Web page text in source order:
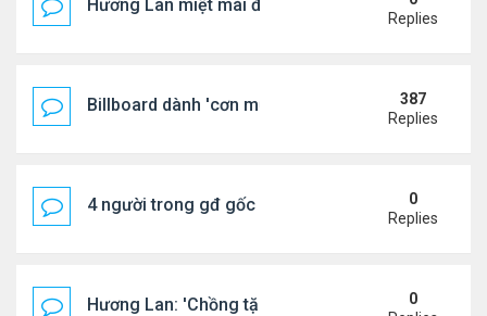
Hương Lan miệt mài đi hát ở tuổi 70
Replies
Billboard dành 'cơn mưa' lời khen BTS
387
Replies
4 người trong gđ gốc Việt thiệt mạng vì tai nạn xe
0
Replies
Hương Lan: 'Chồng tặng tôi khu vườn tình yêu'
0